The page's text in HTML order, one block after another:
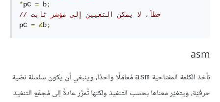
*pC = b;
// خطأ، لا يمكن التعيين إلى مؤشر ثابت
pC = &b;
asm
تأخذ الكلمة المفتاحية ‎asm‎ مُعامَلًا واحدًا، وينبغي أن يكون سلسلة نصّية
حرفيّة، ويتغيّر معناها بحسب التنفيذ ولكنها تُمرَّر عادةً إلى مُجمِّع التنفيذ